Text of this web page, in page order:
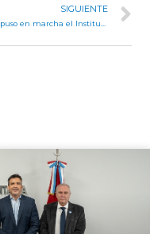
SIGUIENTE